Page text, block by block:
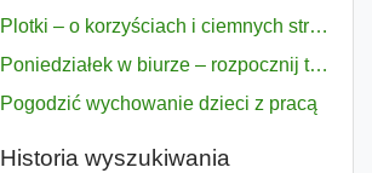
Plotki – o korzyściach i ciemnych stronach
Poniedziałek w biurze – rozpocznij tydzień w pełni zmotywowany
Pogodzić wychowanie dzieci z pracą
Historia wyszukiwania